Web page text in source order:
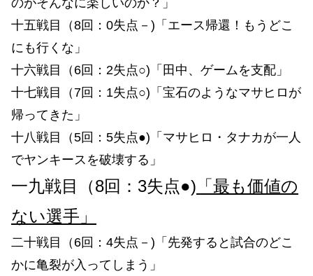
十五戦目（8回：0失点－)「エース帰還！もうどこ
にも行くな」
十六戦目（6回：2失点○)「田中、ゲームを支配」
十七戦目（7回：1失点○)「宝石のようなマサヒロが
帰ってきた」
十八戦目（5回：5失点●)「マサヒロ・タナカが一人
でヤンキースを破壊する」
一九戦目（8回：3失点●) 「最も価値の
ない選手」
二十戦目（6回：4失点－)「先発すると試合のどこ
かに亀裂が入ってしまう」